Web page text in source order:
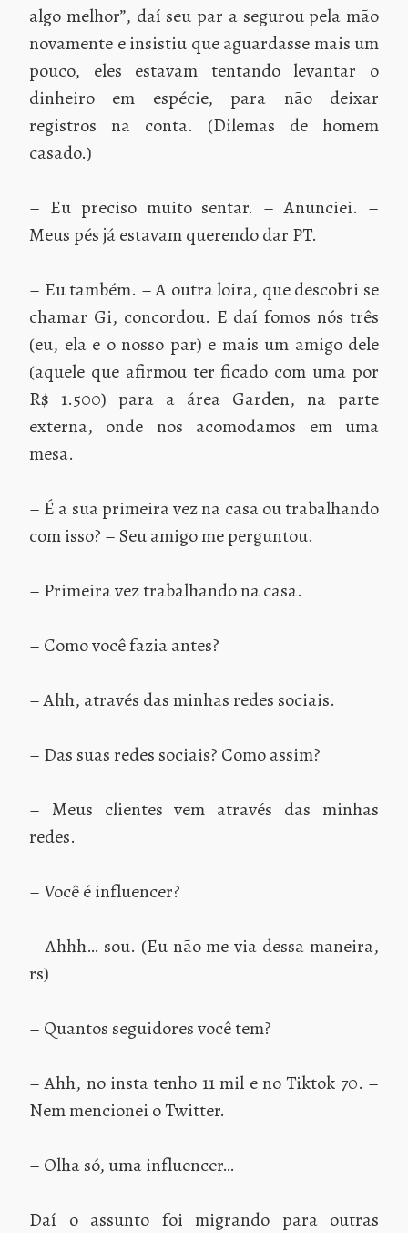
algo melhor”, daí seu par a segurou pela mão
novamente e insistiu que aguardasse mais um
pouco, eles estavam tentando levantar o
dinheiro em espécie, para não deixar
registros na conta. (Dilemas de homem
casado.)
– Eu preciso muito sentar. – Anunciei. –
Meus pés já estavam querendo dar PT.
– Eu também. – A outra loira, que descobri se
chamar Gi, concordou. E daí fomos nós três
(eu, ela e o nosso par) e mais um amigo dele
(aquele que afirmou ter ficado com uma por
R$ 1.500) para a área Garden, na parte
externa, onde nos acomodamos em uma
mesa.
– É a sua primeira vez na casa ou trabalhando
com isso? – Seu amigo me perguntou.
– Primeira vez trabalhando na casa.
– Como você fazia antes?
– Ahh, através das minhas redes sociais.
– Das suas redes sociais? Como assim?
– Meus clientes vem através das minhas
redes.
– Você é influencer?
– Ahhh… sou. (Eu não me via dessa maneira,
rs)
– Quantos seguidores você tem?
– Ahh, no insta tenho 11 mil e no Tiktok 70. –
Nem mencionei o Twitter.
– Olha só, uma influencer…
Daí o assunto foi migrando para outras